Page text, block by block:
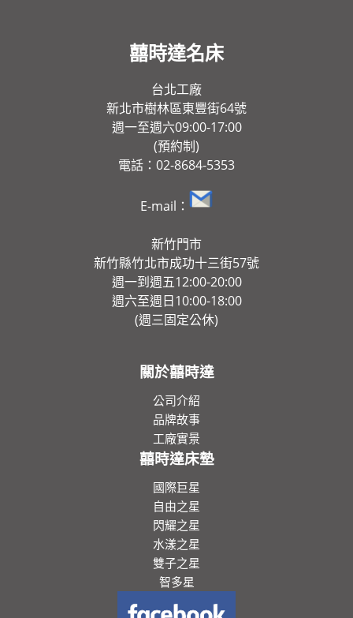
囍時達名床
台北工廠
新北市樹林區東豐街64號
週一至週六09:00-17:00
(預約制)
電話：02-8684-5353
E-mail：
新竹門市
新竹縣竹北市成功十三街57號
週一到週五12:00-20:00
週六至週日10:00-18:00
(週三固定公休)
關於囍時達
公司介紹
品牌故事
工廠實景
囍時達床墊
國際巨星
自由之星
閃耀之星
水漾之星
雙子之星
智多星